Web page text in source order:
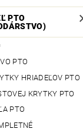
PTO
PTO
HRIADEĽOV PTO
KRYTKY PTO
PTO